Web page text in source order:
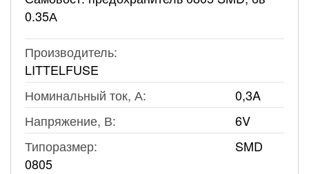
0.35А
Производитель:
LITTELFUSE
Номинальный ток, А:
0,3A
Напряжение, В:
6V
Типоразмер:
SMD
0805